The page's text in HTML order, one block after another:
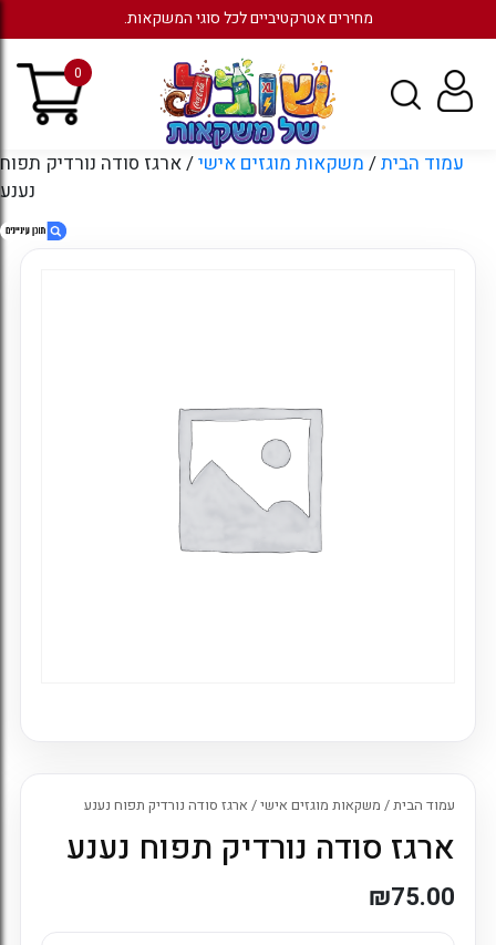
מחירים אטרקטיביים לכל סוגי המשקאות.
0
עמוד הבית/ משקאות מוגזים אישי/ ארגז סודה נורדיק תפוח
נענע
עמוד הבית/ משקאות מוגזים אישי/ ארגז סודה נורדיק תפוח נענע
ארגז סודה נורדיק תפוח נענע
₪75.00